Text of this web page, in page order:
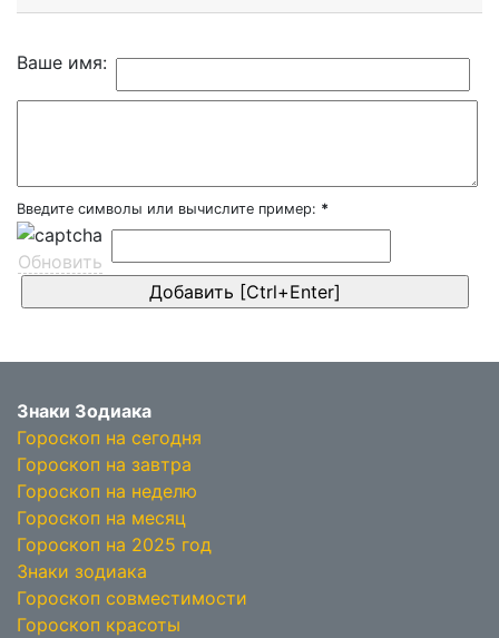
Ваше имя:
Введите символы или вычислите пример: *
Обновить
Знаки Зодиака
Гороскоп на сегодня
Гороскоп на завтра
Гороскоп на неделю
Гороскоп на месяц
Гороскоп на 2025 год
Знаки зодиака
Гороскоп совместимости
Гороскоп красоты